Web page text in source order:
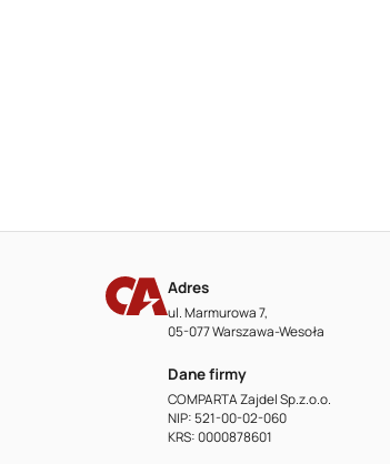
Adres
ul. Marmurowa 7,
05-077 Warszawa-Wesoła
Dane firmy
COMPARTA Zajdel Sp.z.o.o.
NIP: 521-00-02-060
KRS: 0000878601